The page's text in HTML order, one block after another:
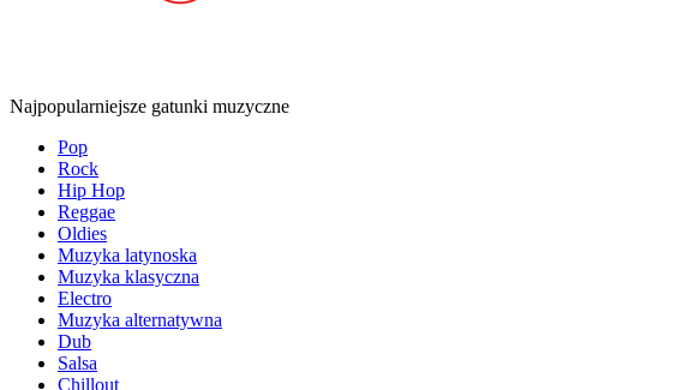
Najpopularniejsze gatunki muzyczne
Pop
Rock
Hip Hop
Reggae
Oldies
Muzyka latynoska
Muzyka klasyczna
Electro
Muzyka alternatywna
Dub
Salsa
Chillout